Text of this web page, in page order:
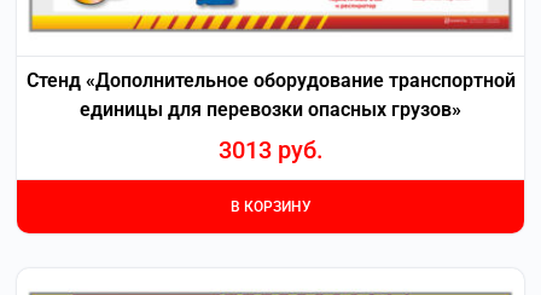
Стенд «Дополнительное оборудование транспортной
единицы для перевозки опасных грузов»
3013 руб.
В КОРЗИНУ